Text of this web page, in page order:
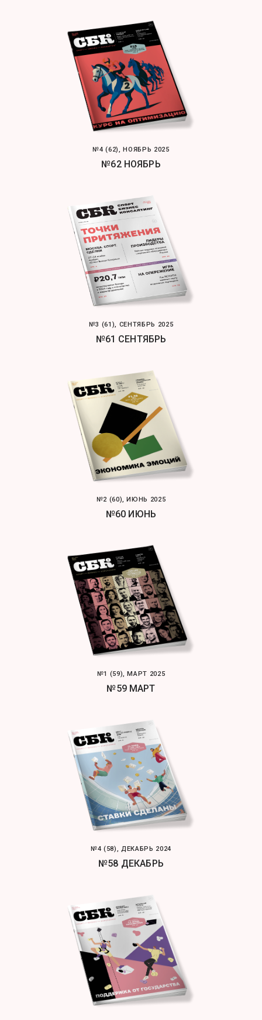
№4 (62), НОЯБРЬ 2025
№62 НОЯБРЬ
№3 (61), СЕНТЯБРЬ 2025
№61 СЕНТЯБРЬ
№2 (60), ИЮНЬ 2025
№60 ИЮНЬ
№1 (59), МАРТ 2025
№59 МАРТ
№4 (58), ДЕКАБРЬ 2024
№58 ДЕКАБРЬ